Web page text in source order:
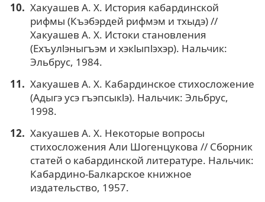
Хакyaшeв А. Х. История кабардинской
рифмы (Къэбэpдeй pифмэм и тxыдэ) //
Xaкyaшeв А. Х. Истоки становления
(Exъyлlэныгъэм и xэкlыпlэxэp). Нальчик:
Эльбрус, 1984.
Хакyaшeв А. Х. Кабардинское стихосложение
(Aдыгэ ycэ гъэпсыкlэ). Нальчик: Эльбрус,
1998.
Хакyaшeв А. Х. Некоторые вопросы
стихосложения Али Шогенцукова // Сборник
статей о кабардинской литературе. Нальчик:
Кабардино-Балкарское книжное
издательство, 1957.